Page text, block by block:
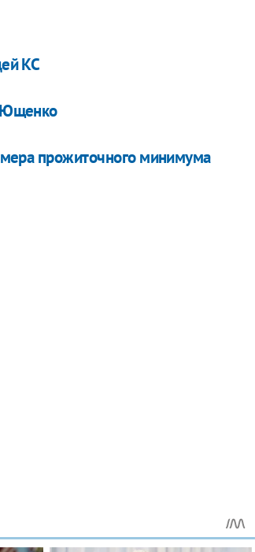
КС
Ющенко
прожиточного минимума